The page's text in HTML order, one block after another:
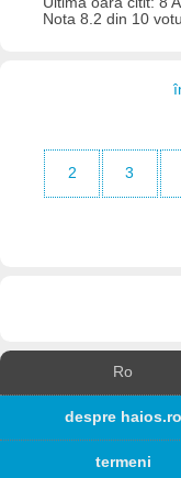
Nota 8.2 din 10
2 3
Ro
despre haios.ro
termeni